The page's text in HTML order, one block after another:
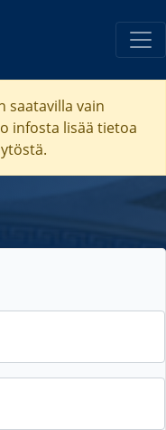
saatavilla vain
infosta lisää tietoa